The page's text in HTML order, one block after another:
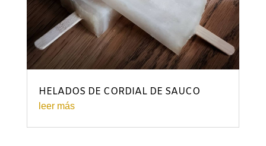
HELADOS DE CORDIAL DE SAUCO
leer más